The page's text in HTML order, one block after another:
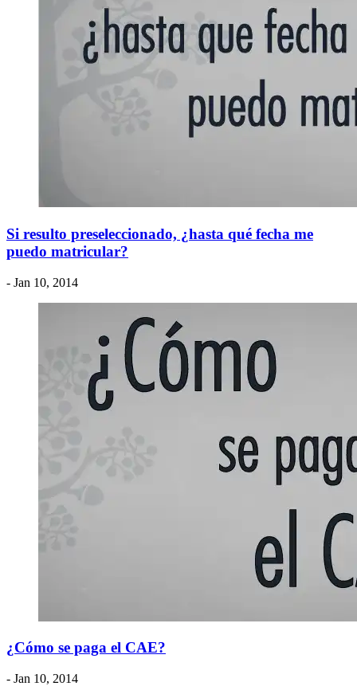
Si resulto preseleccionado, ¿hasta qué fecha me
puedo matricular?
- Jan 10, 2014
¿Cómo se paga el CAE?
- Jan 10, 2014